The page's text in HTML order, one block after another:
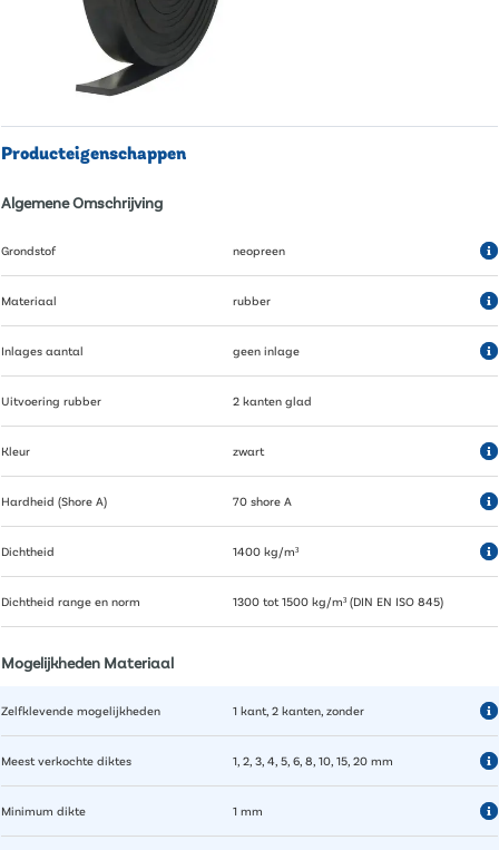
Producteigenschappen
Algemene Omschrijving
Grondstof neopreen
Materiaal rubber
Inlages aantal geen inlage
Uitvoering rubber 2 kanten glad
Kleur zwart
Hardheid (Shore A) 70 shore A
Dichtheid 1400 kg/m³
Dichtheid range en norm 1300 tot 1500 kg/m³ (DIN EN ISO 845)
Mogelijkheden Materiaal
Zelfklevende mogelijkheden 1 kant, 2 kanten, zonder
Meest verkochte diktes 1, 2, 3, 4, 5, 6, 8, 10, 15, 20 mm
Minimum dikte 1 mm